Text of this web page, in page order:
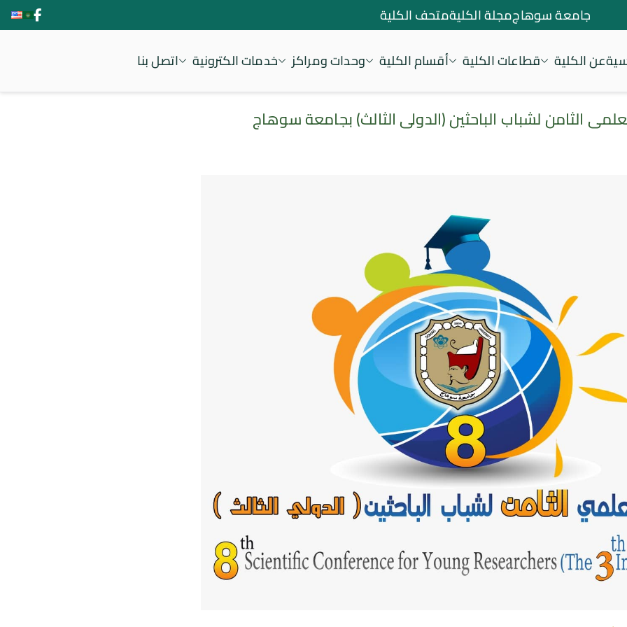
جامعة سوهاجمجلة الكليةمتحف الكلية
عن الكلية قطاعات الكلية أقسام الكلية وحدات ومراكز خدمات الكترونية اتصل بنا
الثامن لشباب الباحثين (الدولى الثالث) بجامعة سوهاج